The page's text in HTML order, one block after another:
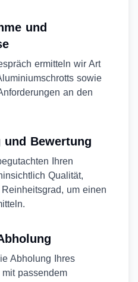
und
ermitteln wir Art
sowie
an den
und Bewertung
Ihren
Qualität,
um einen
Abholung Ihres
passendem